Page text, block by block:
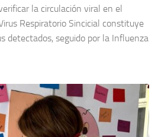
la circulación viral en el
Respiratorio Sincicial constituye
detectados, seguido por la Influenza